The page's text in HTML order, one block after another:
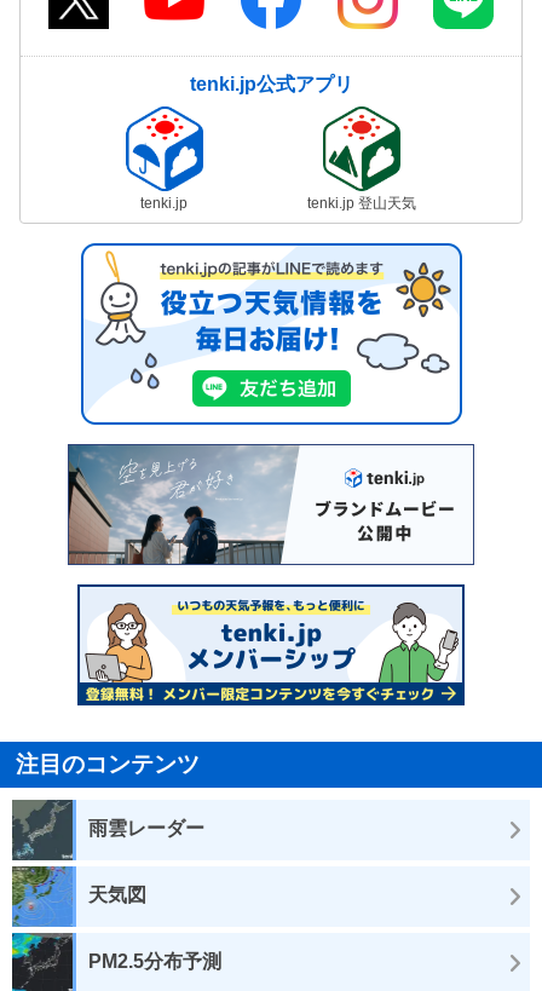
tenki.jp公式アプリ
tenki.jp tenki.jp 登山天気
注目のコンテンツ
雨雲レーダー
天気図
PM2.5分布予測